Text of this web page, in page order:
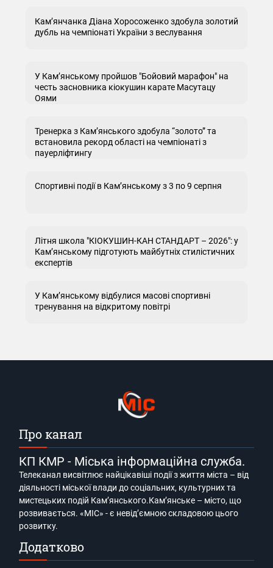
Кам’янчанка Діана Хоросоженко здобула золотий
дубль на чемпіонаті України з веслування
У Кам’янському пройшов "Бойовий марафон" на
честь засновника кіокушин карате Масутацу
Оями
Тренерка з Кам’янського здобула “золото” та
встановила рекорд області на чемпіонаті з
пауерліфтингу
Спортивні події в Кам’янському з 3 по 9 серпня
Літня школа "КІОКУШИН-КАН СТАНДАРТ – 2026": у
Кам’янському підготують майбутніх стилістичних
експертів
У Кам’янському відбулися масові спортивні
тренування на відкритому повітрі
Про канал
КП КМР - Міська інформаційна служба.
Телеканал висвітлює найцікавіші події з життя міста – від
діяльності міської влади до соціальних, культурних та
мистецьких подій Кам’янського.Кам’янське – місто, що
розвивається. «МІС» - є невід’ємною складовою цього
розвитку.
Додатково